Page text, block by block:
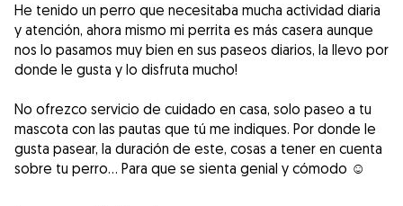
He tenido un perro que necesitaba mucha actividad diaria
y atención, ahora mismo mi perrita es más casera aunque
nos lo pasamos muy bien en sus paseos diarios, la llevo por
donde le gusta y lo disfruta mucho!
No ofrezco servicio de cuidado en casa, solo paseo a tu
mascota con las pautas que tú me indiques. Por donde le
gusta pasear, la duración de este, cosas a tener en cuenta
sobre tu perro… Para que se sienta genial y cómodo ☺️